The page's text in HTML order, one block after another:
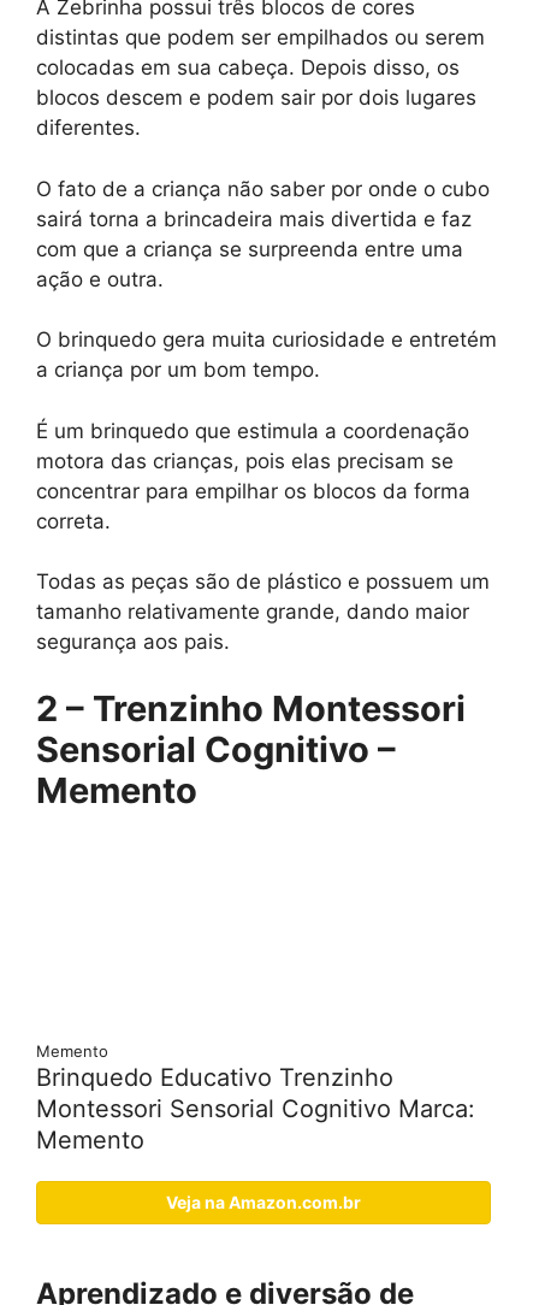
A Zebrinha possui três blocos de cores
distintas que podem ser empilhados ou serem
colocadas em sua cabeça. Depois disso, os
blocos descem e podem sair por dois lugares
diferentes.
O fato de a criança não saber por onde o cubo
sairá torna a brincadeira mais divertida e faz
com que a criança se surpreenda entre uma
ação e outra.
O brinquedo gera muita curiosidade e entretém
a criança por um bom tempo.
É um brinquedo que estimula a coordenação
motora das crianças, pois elas precisam se
concentrar para empilhar os blocos da forma
correta.
Todas as peças são de plástico e possuem um
tamanho relativamente grande, dando maior
segurança aos pais.
2 – Trenzinho Montessori
Sensorial Cognitivo –
Memento
Memento
Brinquedo Educativo Trenzinho
Montessori Sensorial Cognitivo Marca:
Memento
Veja na Amazon.com.br
Aprendizado e diversão de